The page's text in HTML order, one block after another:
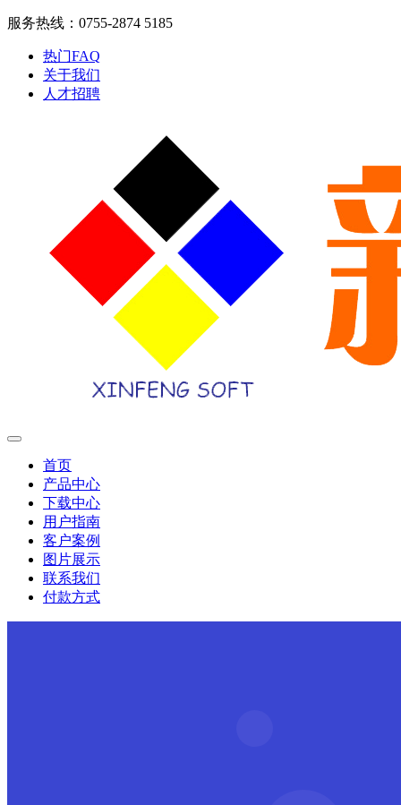
服务热线：0755-2874 5185
热门FAQ
关于我们
人才招聘
首页
产品中心
下载中心
用户指南
客户案例
图片展示
联系我们
付款方式